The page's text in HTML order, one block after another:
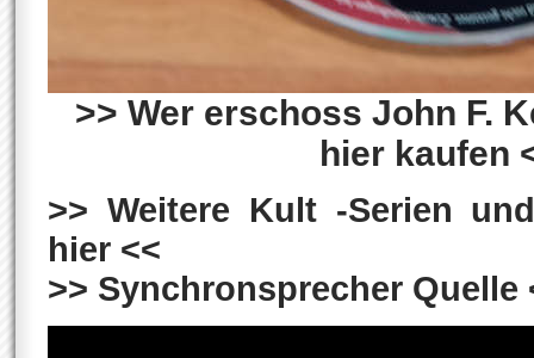
>> Wer erschoss John F.
hier kaufen
>> Weitere Kult -Serien
hier <<
>> Synchronsprecher Quelle